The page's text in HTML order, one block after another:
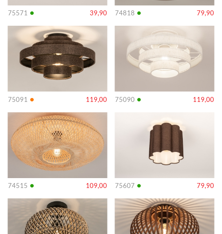
75571 • 39,90 74818 • 79,90
75091 • 119,00
Info
75090 • 119,00
Info
74515 • 109,00
Info
75607 • 79,90
Info Info